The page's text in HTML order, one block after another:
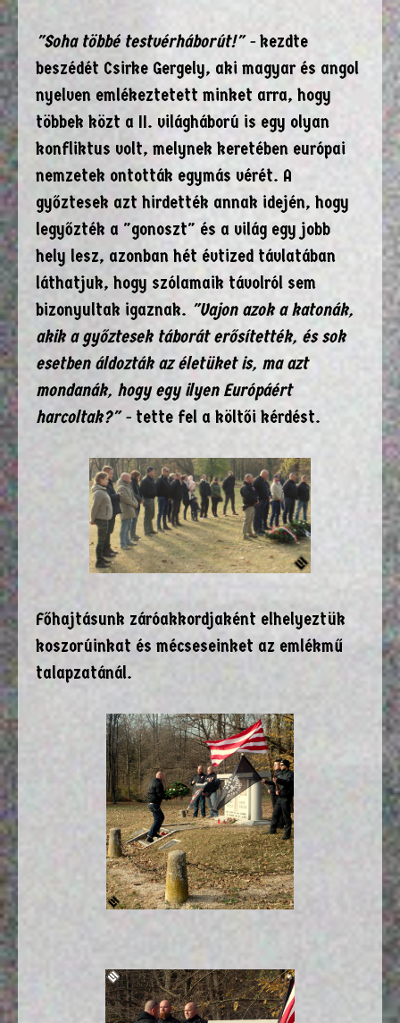
"Soha többé testvérháborút!" -kezdte
beszédét Csirke Gergely, aki magyar és angol
nyelven emlékeztetett minket arra, hogy
többek közt a II. világháború is egy olyan
konfliktus volt, melynek keretében európai
nemzetek ontották egymás vérét. A
győztesek azt hirdették annak idején, hogy
legyőzték a "gonoszt" és a világ egy jobb
hely lesz, azonban hét évtized távlatában
láthatjuk, hogy szólamaik távolról sem
bizonyultak igaznak. "Vajon azok a katonák,
akik a győztesek táborát erősítették, és sok
esetben áldozták az életüket is, ma azt
mondanák, hogy egy ilyen Európáért
harcoltak?" - tette fel a költői kérdést.
Főhajtásunk záróakkordjaként elhelyeztük
koszorúinkat és mécseseinket az emlékmű
talapzatánál.